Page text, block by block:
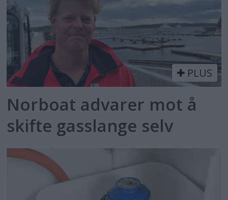
PLUS
Norboat advarer mot å
skifte gasslange selv